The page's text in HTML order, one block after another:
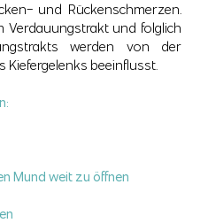
und Rückenschmerzen.
Verdauungstrakt und folglich
werden von der
Kiefergelenks beeinflusst.
Mund weit zu öffnen